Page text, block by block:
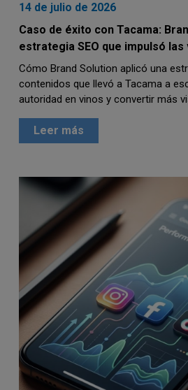
14 de julio de 2026
Caso de éxito con Tacama:
estrategia SEO que impulsó
Cómo Brand Solution aplicó una
contenidos que llevó a Tacama a
autoridad en vinos y convertir más
Leer más